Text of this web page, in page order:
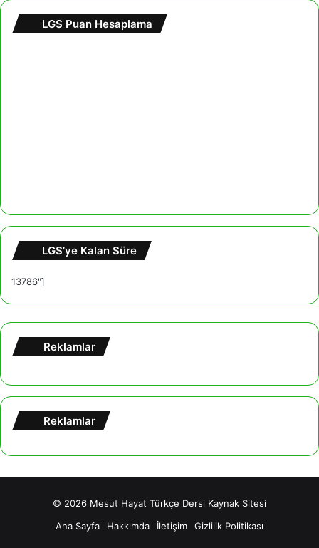
LGS Puan Hesaplama
LGS’ye Kalan Süre
13786"]
Reklamlar
Reklamlar
© 2026 Mesut Hayat Türkçe Dersi Kaynak Sitesi
Ana Sayfa
Hakkımda İletişim Gizlilik Politikası